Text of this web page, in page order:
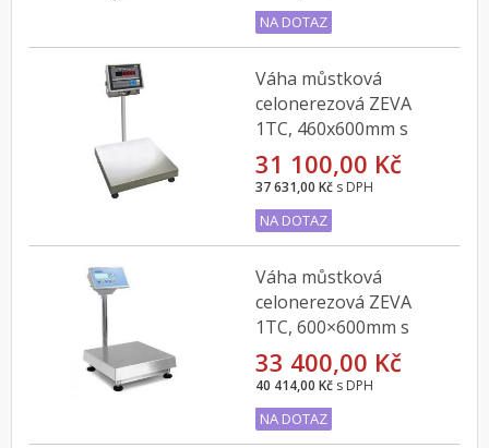
NA DOTAZ
Váha můstková
celonerezová ZEVA
1TC, 460x600mm s
indikátorem CAS CI-
200SC do 150kg
31 100,00 Kč
37 631,00 Kč s DPH
NA DOTAZ
Váha můstková
celonerezová ZEVA
1TC, 600×600mm s
indikátorem DFWLI do
150kg
33 400,00 Kč
40 414,00 Kč s DPH
NA DOTAZ